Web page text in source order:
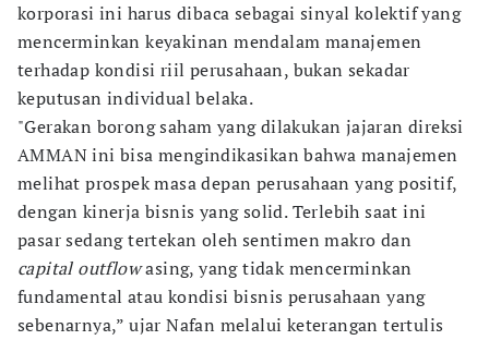
korporasi ini harus dibaca sebagai sinyal kolektif yang
mencerminkan keyakinan mendalam manajemen
terhadap kondisi riil perusahaan, bukan sekadar
keputusan individual belaka.
"Gerakan borong saham yang dilakukan jajaran direksi
AMMAN ini bisa mengindikasikan bahwa manajemen
melihat prospek masa depan perusahaan yang positif,
dengan kinerja bisnis yang solid. Terlebih saat ini
pasar sedang tertekan oleh sentimen makro dan
capital outflowasing, yang tidak mencerminkan
fundamental atau kondisi bisnis perusahaan yang
sebenarnya,” ujar Nafan melalui keterangan tertulis